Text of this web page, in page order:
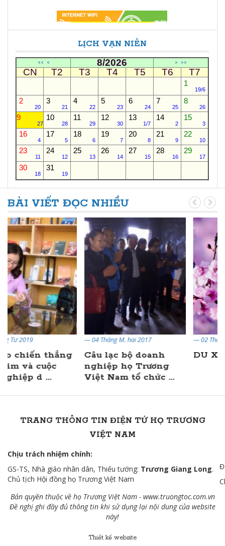
LỊCH VẠN NIÊN
<< < 8/2026 > >>
CN T2 T3 T4 T5 T6 T7
1
19/6
2
20
3
21
4
22
5
23
6
24
7
25
8
26
9
27
10
28
11
29
12
30
13
1/7
14
2
15
3
16
4
17
5
18
6
19
7
20
8
21
9
22
10
23
11
24
12
25
13
26
14
27
15
28
16
29
17
30
18
31
19
BÀI VIẾT ĐỌC NHIỀU
— 04 Tháng M. hai 2017
Câu lạc bộ doanh
nghiệp họ Trương
Việt Nam tổ chức ...
— 02 Tháng Hai 2019
DU XUÂN
TRANG THÔNG TIN ĐIỆN TỬ HỌ TRƯƠNG
VIỆT NAM
Chịu trách nhiệm chính:
GS-TS, Nhà giáo nhân dân, Thiếu tướng: Trương Giang Long.
Chủ tịch Hội đồng họ Trương Việt Nam
Bản quyền thuộc về họ Trương Việt Nam - www.truongtoc.com.vn
Đề nghị ghi đầy đủ thông tin khi sử dụng lại nội dung của website
này!
Thiết kế website